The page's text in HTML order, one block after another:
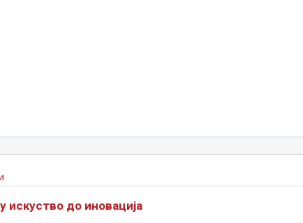
искуство до иновација